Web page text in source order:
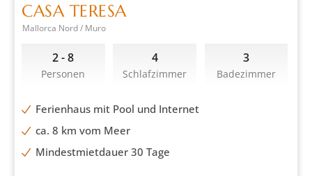
CASA TERESA
Mallorca Nord / Muro
2 - 8
Personen
4
Schlafzimmer
3
Badezimmer
Ferienhaus mit Pool und Internet
ca. 8 km vom Meer
Mindestmietdauer 30 Tage